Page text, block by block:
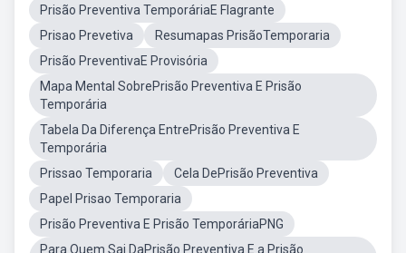
Prisão Preventiva TemporáriaE Flagrante
Prisao Prevetiva
Resumapas PrisãoTemporaria
Prisão PreventivaE Provisória
Mapa Mental SobrePrisão Preventiva E Prisão
Temporária
Tabela Da Diferença EntrePrisão Preventiva E
Temporária
Prissao Temporaria
Cela DePrisão Preventiva
Papel Prisao Temporaria
Prisão Preventiva E Prisão TemporáriaPNG
Para Quem Sai DaPrisão Preventiva E a Prisão